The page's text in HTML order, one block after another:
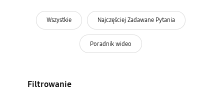
Wszystkie Najczęściej Zadawane Pytania
Poradnik wideo
Filtrowanie